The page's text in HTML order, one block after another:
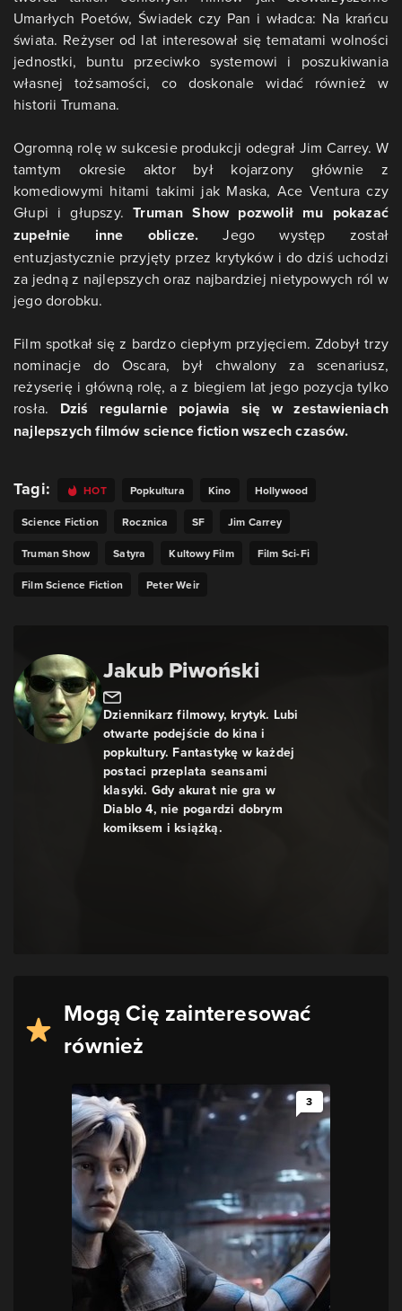
Umarłych Poetów, Świadek czy Pan i władca: Na krańcu
świata. Reżyser od lat interesował się tematami wolności
jednostki, buntu przeciwko systemowi i poszukiwania
własnej tożsamości, co doskonale widać również w
historii Trumana.
Ogromną rolę w sukcesie produkcji odegrał Jim Carrey. W
tamtym okresie aktor był kojarzony głównie z
komediowymi hitami takimi jak Maska, Ace Ventura czy
Głupi i głupszy.Truman Show pozwolił mu pokazać
zupełnie inne oblicze. Jego występ został
entuzjastycznie przyjęty przez krytyków i do dziś uchodzi
za jedną z najlepszych oraz najbardziej nietypowych ról w
jego dorobku.
Film spotkał się z bardzo ciepłym przyjęciem. Zdobył trzy
nominacje do Oscara, był chwalony za scenariusz,
reżyserię i główną rolę, a z biegiem lat jego pozycja tylko
rosła. Dziś regularnie pojawia się w zestawieniach
najlepszych filmów science fiction wszech czasów.
Tagi: HOT Popkultura Kino
Hollywood
Science Fiction
Rocznica SF
Jim Carrey
Truman Show
Satyra Kultowy Film
Film Sci-Fi
Film Science Fiction
Peter Weir
Jakub Piwoński
Dziennikarz filmowy, krytyk. Lubi
otwarte podejście do kina i
popkultury. Fantastykę w każdej
postaci przeplata seansami
klasyki. Gdy akurat nie gra w
Diablo 4, nie pogardzi dobrym
komiksem i książką.
Mogą Cię zainteresować
również
3